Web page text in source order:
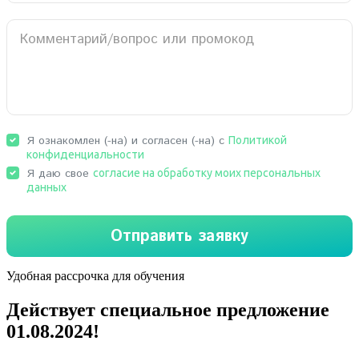
Удобная рассрочка для обучения
Действует специальное предложение
01.08.2024!